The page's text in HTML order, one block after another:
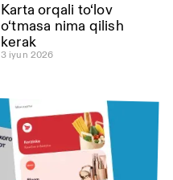
Karta orqali to‘lov
o‘tmasa nima qilish
kerak
3 iyun 2026